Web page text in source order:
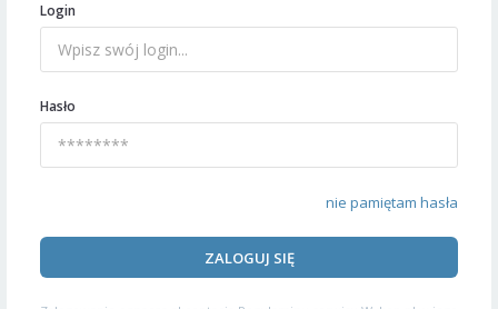
Login
Hasło
nie pamiętam hasła
ZALOGUJ SIĘ